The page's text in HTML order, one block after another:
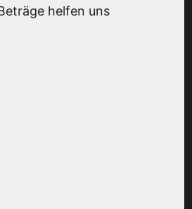
helfen uns